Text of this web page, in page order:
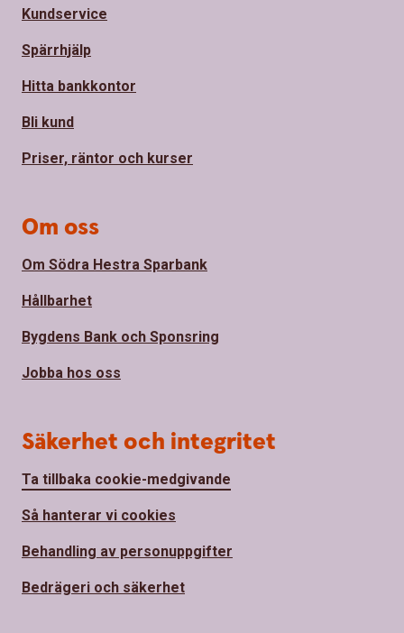
Kundservice
Spärrhjälp
Hitta bankkontor
Bli kund
Priser, räntor och kurser
Om oss
Om Södra Hestra Sparbank
Hållbarhet
Bygdens Bank och Sponsring
Jobba hos oss
Säkerhet och integritet
Ta tillbaka cookie-medgivande
Så hanterar vi cookies
Behandling av personuppgifter
Bedrägeri och säkerhet